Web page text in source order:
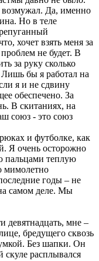
возмужал. Да, именно
Но в теле
хочет взять меня за
не будет. В
за руку сколько
Лишь бы я работал на
я и не сдвину
обеспечено. За
В скитаниях, на
союз - это союз
и футболке, как
Я очень осторожно
пальцами теплую
мимолетно
годы – не
самом деле. Мы
девятнадцать, мне –
бредущего сквозь
Без шапки. Он
расплывался